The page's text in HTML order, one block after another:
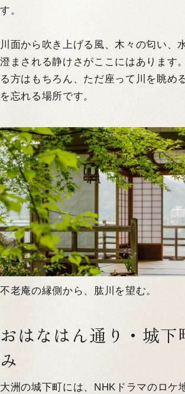
す。
川面から吹き上げる風、木々の匂い、
澄まされる静けさがここにはあります
る方はもちろん、ただ座って川を眺め
を忘れる場所です。
不老庵の縁側から、肱川を望む。
おはなはん通り・城下
み
大洲の城下町には、NHKドラマのロケ